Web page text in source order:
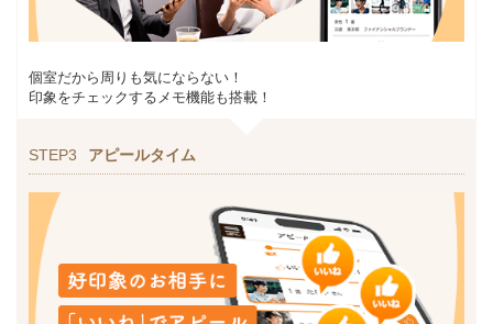
個室だから周りも気にならない！
印象をチェックするメモ機能も搭載！
STEP3 アピールタイム